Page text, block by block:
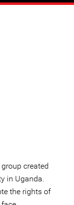
created
in Uganda.
the rights of